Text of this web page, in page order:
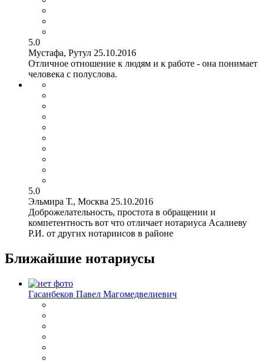
5.0
Мустафа, Рутул 25.10.2016
Отличное отношение к людям и к работе - она понимает
человека с полуслова.
5.0
Эльмира Т., Москва 25.10.2016
Доброжелательность, простота в обращении и
компетентность вот что отличает нотариуса Асалиеву
Р.И. от других нотариисов в районе
Ближайшие нотариусы
Гасанбеков Павел Магомедвелиевич